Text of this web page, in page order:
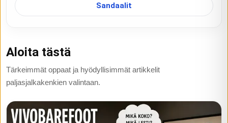
Sandaalit
Aloita tästä
Tärkeimmät oppaat ja hyödyllisimmät artikkelit
paljasjalkakenkien valintaan.